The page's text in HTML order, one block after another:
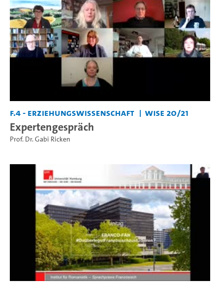
F.4 - Erziehungswissenschaft WiSe 20/21
Expertengespräch
Prof. Dr. Gabi Ricken